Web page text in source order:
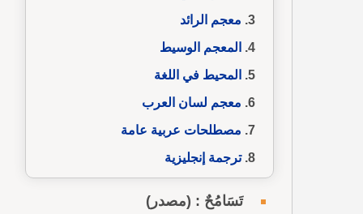
معجم الرائد
المعجم الوسيط
المحيط في اللغة
معجم لسان العرب
مصطلحات عربية عامة
ترجمة إنجليزية
تَسَامُحٌ : (مصدر)